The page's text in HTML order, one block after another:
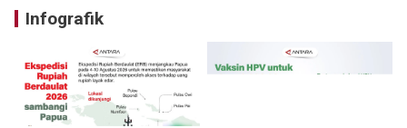
Infografik